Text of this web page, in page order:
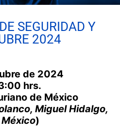
SEGURIDAD Y
2024
de 2024
hrs.
de México
Miguel Hidalgo,
)